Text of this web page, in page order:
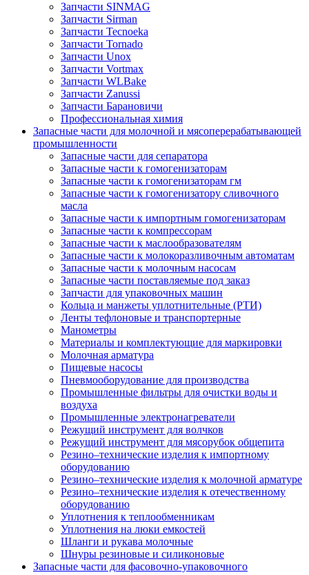
Запчасти SINMAG
Запчасти Sirman
Запчасти Tecnoeka
Запчасти Tornado
Запчасти Unox
Запчасти Vortmax
Запчасти WLBake
Запчасти Zanussi
Запчасти Барановичи
Профессиональная химия
Запасные части для молочной и мясоперерабатывающей
промышленности
Запасные части для сепаратора
Запасные части к гомогенизаторам
Запасные части к гомогенизаторам гм
Запасные части к гомогенизатору сливочного
масла
Запасные части к импортным гомогенизаторам
Запасные части к компрессорам
Запасные части к маслообразователям
Запасные части к молокоразливочным автоматам
Запасные части к молочным насосам
Запасные части поставляемые под заказ
Запчасти для упаковочных машин
Кольца и манжеты уплотнительные (РТИ)
Ленты тефлоновые и транспортерные
Манометры
Материалы и комплектующие для маркировки
Молочная арматура
Пищевые насосы
Пневмооборудование для производства
Промышленные фильтры для очистки воды и
воздуха
Промышленные электронагреватели
Режущий инструмент для волчков
Режущий инструмент для мясорубок общепита
Резино–технические изделия к импортному
оборудованию
Резино–технические изделия к молочной арматуре
Резино–технические изделия к отечественному
оборудованию
Уплотнения к теплообменникам
Уплотнения на люки емкостей
Шланги и рукава молочные
Шнуры резиновые и силиконовые
Запасные части для фасовочно-упаковочного